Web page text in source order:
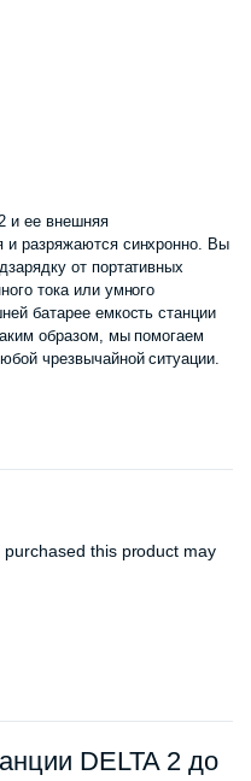
и ее внешняя
и разряжаются синхронно. Вы
от портативных
тока или умного
батарее емкость станции
образом, мы помогаем
чрезвычайной ситуации.
this product may
DELTA 2 до